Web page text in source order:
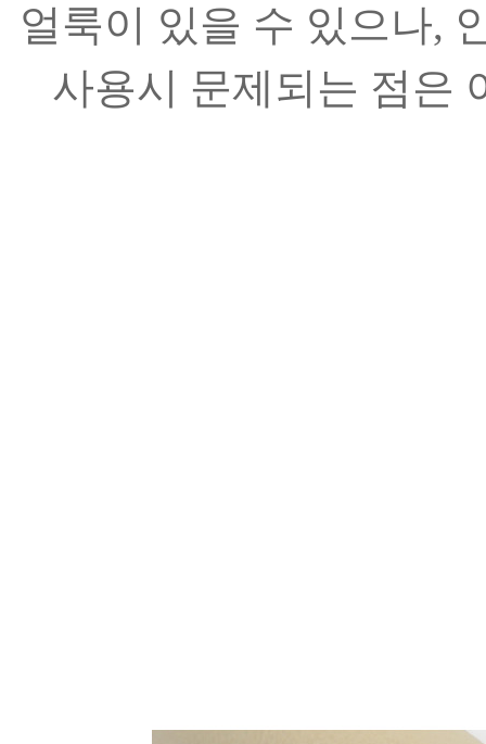
얼룩이 있을 수 있으나,
사용시 문제되는 점은